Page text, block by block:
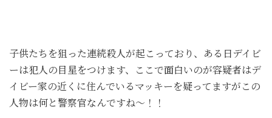
子供たちを狙った連続殺人が起こっており、ある日デイビ
ーは犯人の目星をつけます、ここで面白いのが容疑者はデ
イビー家の近くに住んでいるマッキーを疑ってますがこの
人物は何と警察官なんですね〜！！